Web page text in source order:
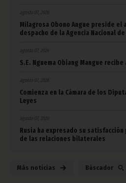
agosto 07, 2026
Milagrosa Obono Angue preside
despacho de la Agencia Nacional
agosto 07, 2026
S.E. Nguema Obiang Mangue
agosto 07, 2026
Comienza en la Cámara de los
Leyes
agosto 07, 2026
Rusia ha expresado su
de las relaciones bilaterales
Más noticias Búscador